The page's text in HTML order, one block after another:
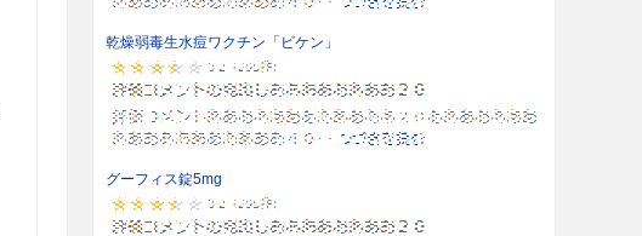
乾燥弱毒生水痘ワクチン「ビケン」
グーフィス錠5mg